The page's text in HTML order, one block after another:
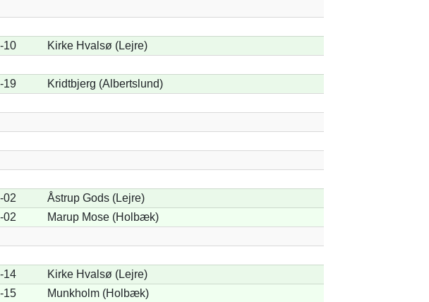
10
Kirke Hvalsø (Lejre)
19
Kridtbjerg (Albertslund)
02
Åstrup Gods (Lejre)
02
Marup Mose (Holbæk)
14
Kirke Hvalsø (Lejre)
15
Munkholm (Holbæk)